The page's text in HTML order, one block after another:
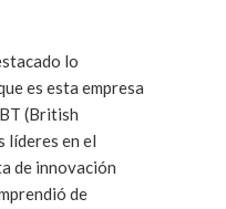
lo
es esta empresa
(British
líderes en el
de innovación
de